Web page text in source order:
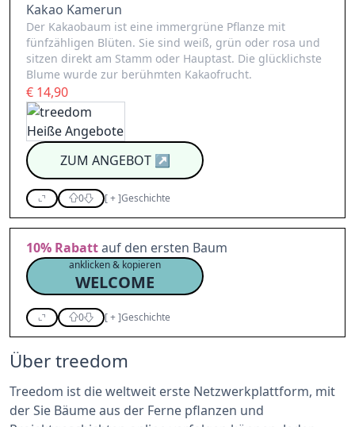
Kakao Kamerun
Der Kakaobaum ist eine immergrüne Pflanze mit
fünfzähligen Blüten. Sie sind weiß, grün oder rosa und
sitzen direkt am Stamm oder Hauptast. Die glücklichste
Blume wurde zur berühmten Kakaofrucht.
€ 14,90
ZUM ANGEBOT↗
0 [+]Geschichte
10% Rabattauf den ersten Baum
anklicken & kopieren
WELCOME
0 [+]Geschichte
Über treedom
Treedom ist die weltweit erste Netzwerkplattform, mit
der Sie Bäume aus der Ferne pflanzen und